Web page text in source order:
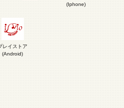
(Iphone)
レイストア
(Android)